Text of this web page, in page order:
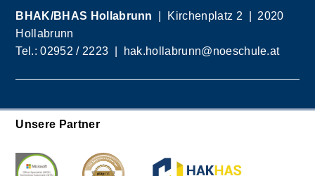
BHAK/BHAS Hollabrunn
| Kirchenplatz 2 | 2020
Hollabrunn
Tel.:02952 / 2223 | hak.hollabrunn@noeschule.at
Unsere Partner